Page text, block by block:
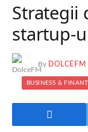
Strategii
startup-
By DOLCEFM
BUSINESS &